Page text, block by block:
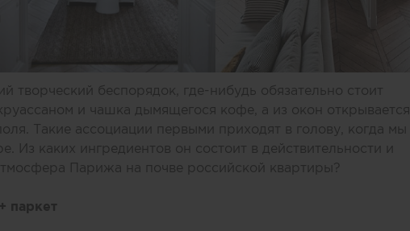
творческий беспорядок, где-нибудь обязательно стоит
и чашка дымящегося кофе, а из окон открывается
Такие ассоциации первыми приходят в голову, когда мы
Из каких ингредиентов он состоит в действительности и
Парижа на почве российской квартиры?
паркет